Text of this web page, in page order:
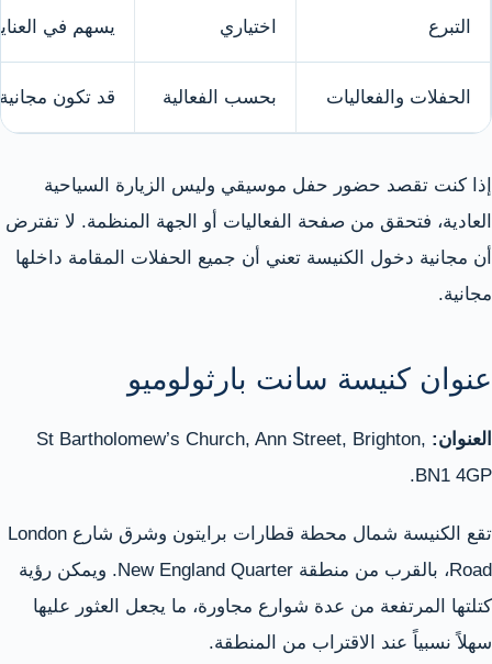
التبرع اختياري يسهم في
الحفلات والفعاليات بحسب الفعالية قد تكون
إذا كنت تقصد حضور حفل موسيقي وليس الزيارة السياحية
العادية، فتحقق من صفحة الفعاليات أو الجهة المنظمة. لا تفترض
أن مجانية دخول الكنيسة تعني أن جميع الحفلات المقامة داخلها
مجانية.
عنوان كنيسة سانت بارثولوميو
العنوان: St Bartholomew’s Church, Ann Street, Brighton,
BN1 4GP.
تقع الكنيسة شمال محطة قطارات برايتون وشرق شارع London
Road، بالقرب من منطقة New England Quarter. ويمكن رؤية
كتلتها المرتفعة من عدة شوارع مجاورة، ما يجعل العثور عليها
سهلاً نسبياً عند الاقتراب من المنطقة.